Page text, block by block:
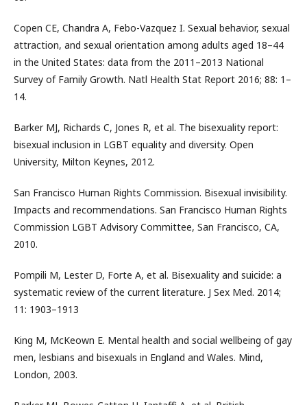
Copen CE, Chandra A, Febo-Vazquez I. Sexual behavior, sexual
attraction, and sexual orientation among adults aged 18–44
in the United States: data from the 2011–2013 National
Survey of Family Growth. Natl Health Stat Report 2016; 88: 1–
14.
Barker MJ, Richards C, Jones R, et al. The bisexuality report:
bisexual inclusion in LGBT equality and diversity. Open
University, Milton Keynes, 2012.
San Francisco Human Rights Commission. Bisexual invisibility.
Impacts and recommendations. San Francisco Human Rights
Commission LGBT Advisory Committee, San Francisco, CA,
2010.
Pompili M, Lester D, Forte A, et al. Bisexuality and suicide: a
systematic review of the current literature. J Sex Med. 2014;
11: 1903–1913
King M, McKeown E. Mental health and social wellbeing of gay
men, lesbians and bisexuals in England and Wales. Mind,
London, 2003.